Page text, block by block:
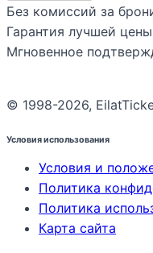
Без комиссий за
Гарантия лучшей цены
Мгновенное
© 1998-2026,
Условия использования
Условия и
Политика
Политика
Карта сайта